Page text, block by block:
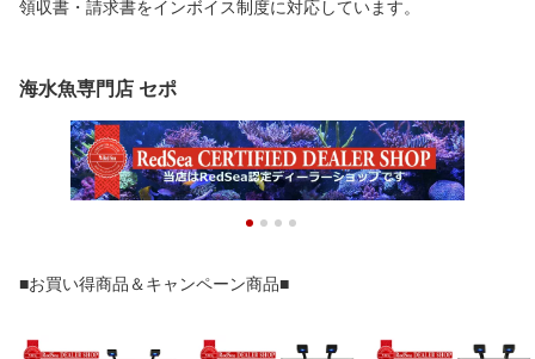
領収書・請求書をインボイス制度に対応しています。
海水魚専門店 セポ
■お買い得商品＆キャンペーン商品■